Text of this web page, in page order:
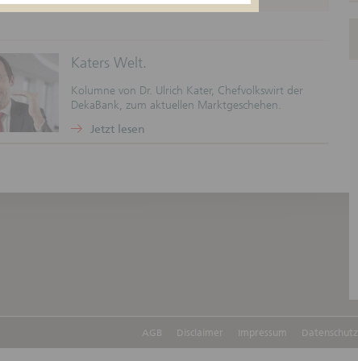
Kauf oder Verkauf von Finanzinstrumenten
keine Gewähr dafür, dass die
Webseiten geeignet sind. Die
Beratung sowie keine Rechts-
Eine Gewähr für die Richtigkeit,
der darin enthaltenen Informationen kann
zum Ausdruck gebrachte Meinungen sind
Katers Welt.
Kolumne von Dr. Ulrich Kater, Chefvolkswirt der
DekaBank, zum aktuellen Marktgeschehen.
Jetzt lesen
AGB Disclaimer Impressum Datenschutz